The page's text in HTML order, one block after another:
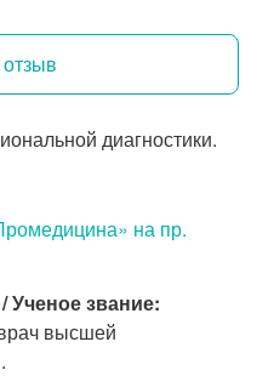
диагностики.
на пр.
Ученое звание:
высшей